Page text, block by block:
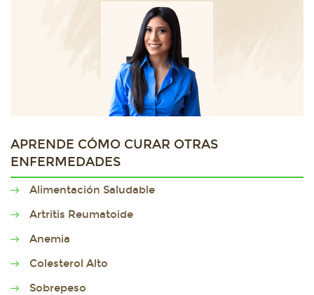
APRENDE CÓMO CURAR OTRAS
ENFERMEDADES
Alimentación Saludable
Artritis Reumatoide
Anemia
Colesterol Alto
Sobrepeso